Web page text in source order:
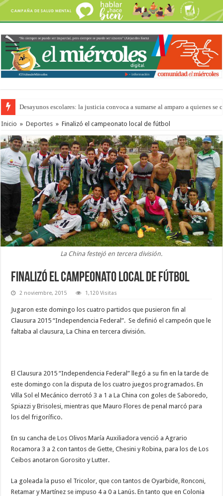
Desayunos escolares: la justicia convoca a sumarse al amparo a quienes se
“La Feria en tu Barrio” para agostocon sus días y horarios
Inicio » Deportes » Finalizó el campeonato local de fútbol
La China festejó en tercera división.
Finalizó el campeonato local de fútbol
2 noviembre, 2015 1,120 Visitas
Jugaron este domingo los cuatro partidos que pusieron fin al
Clausura 2015 “Independencia Federal”. Se definió el campeón que le
faltaba al clausura, La China en tercera división.
El Clausura 2015 “Independencia Federal” llegó a su fin en la tarde de
este domingo con la disputa de los cuatro juegos programados. En
Villa Sol el Mecánico derrotó 3 a 1 a La China con goles de Saboredo,
Spiazzi y Brisolesi, mientras que Mauro Flores de penal marcó para
los del frigorífico.
En su cancha de Los Olivos María Auxiliadora venció a Agrario
Rocamora 3 a 2 con tantos de Gette, Chesini y Robina, para los de Los
Ceibos anotaron Gorosito y Lutter.
La goleada la puso el Tricolor, que con tantos de Oyarbide, Ronconi,
Retamar y Martínez se impuso 4 a 0 a Lanús. En tanto que en Colonia